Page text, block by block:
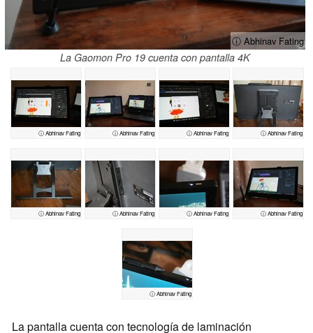
ⓘ Abhinav Fating
La Gaomon Pro 19 cuenta con pantalla 4K
ⓘ Abhinav Fating ⓘ Abhinav Fating ⓘ Abhinav Fating ⓘ Abhinav Fating
ⓘ Abhinav Fating ⓘ Abhinav Fating ⓘ Abhinav Fating ⓘ Abhinav Fating
ⓘ Abhinav Fating
La pantalla cuenta con tecnología de laminación